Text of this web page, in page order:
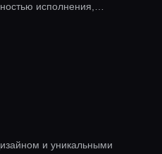
исполнения,
и уникальными